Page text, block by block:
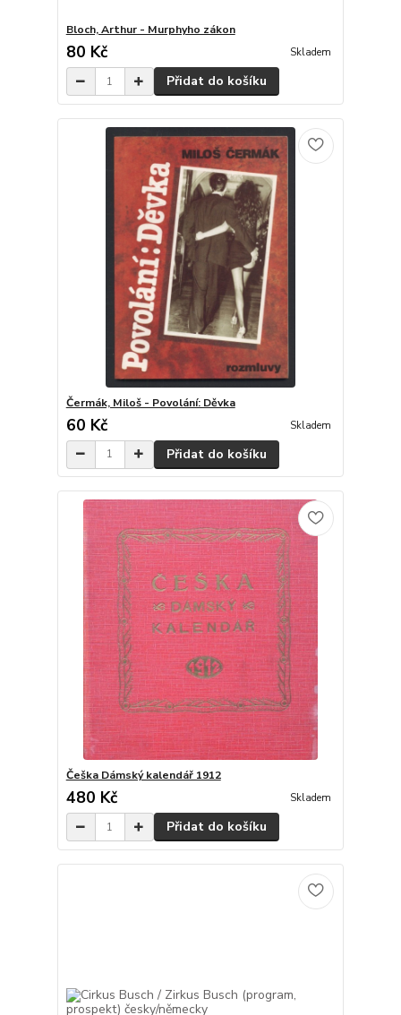
Bloch, Arthur - Murphyho zákon
80 Kč Skladem
Přidat do košíku
Čermák, Miloš - Povolání: Děvka
60 Kč Skladem
Přidat do košíku
Češka Dámský kalendář 1912
480 Kč Skladem
Přidat do košíku